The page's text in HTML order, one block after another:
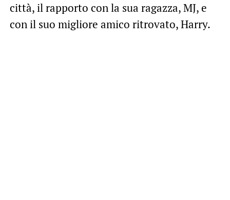
città, il rapporto con la sua ragazza, MJ, e
con il suo migliore amico ritrovato, Harry.